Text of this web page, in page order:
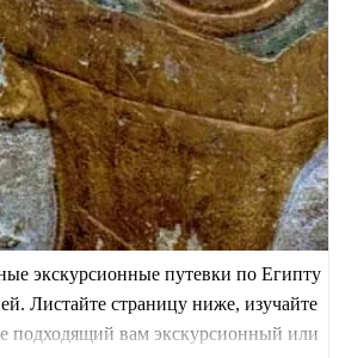
экскурсионные путевки по Египту
Листайте страницу ниже, изучайте
подходящий вам экскурсионный или